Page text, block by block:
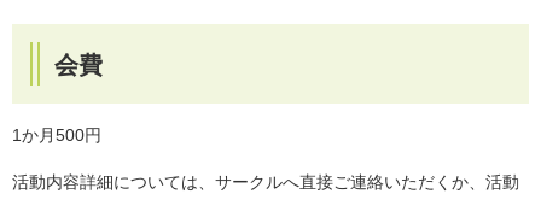
会費
1か月500円
活動内容詳細については、サークルへ直接ご連絡いただくか、活動